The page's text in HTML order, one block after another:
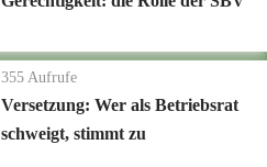
355 Aufrufe
Versetzung: Wer als Betriebsrat
schweigt, stimmt zu